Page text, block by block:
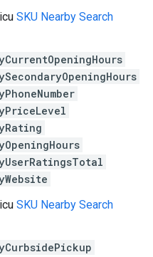
SKU Nearby Search
SKU Nearby Search